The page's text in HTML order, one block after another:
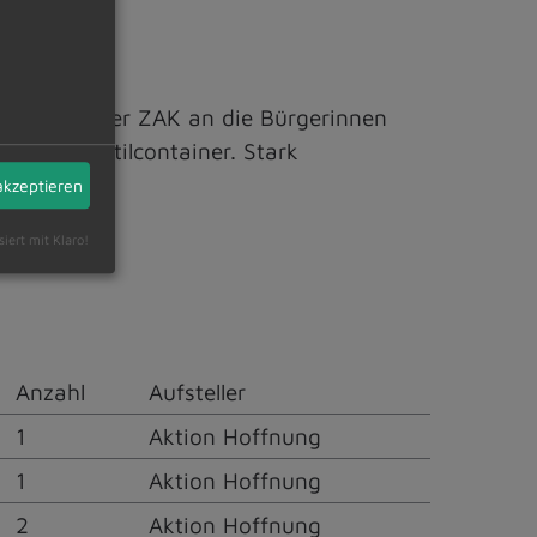
der ZAK an die Bürgerinnen
die Alttextilcontainer. Stark
Anzahl
Aufsteller
1
Aktion Hoffnung
1
Aktion Hoffnung
2
Aktion Hoffnung
mit Klaro!